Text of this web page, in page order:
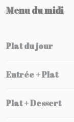
Menu du midi
Plat du jour
Entrée + Plat
Plat + Dessert